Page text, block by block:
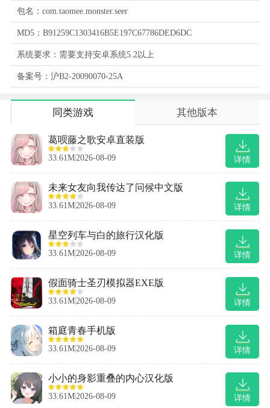
包名：com.taomee.monster.seer
MD5：B91259C1303416B5E197C67786DED6DC
系统要求：需要支持安卓系统5.2以上
备案号：沪B2-20090070-25A
同类游戏 其他版本
详情
葛呗藤之歌安卓直装版
33.61M2026-08-09
详情
未来女友向我传达了问候中文版
33.61M2026-08-09
详情
星空列车与白的旅行汉化版
33.61M2026-08-09
详情
假面骑士圣刃模拟器EXE版
33.61M2026-08-09
详情
箱庭青春手机版
33.61M2026-08-09
详情
小小的身影重叠的内心汉化版
33.61M2026-08-09